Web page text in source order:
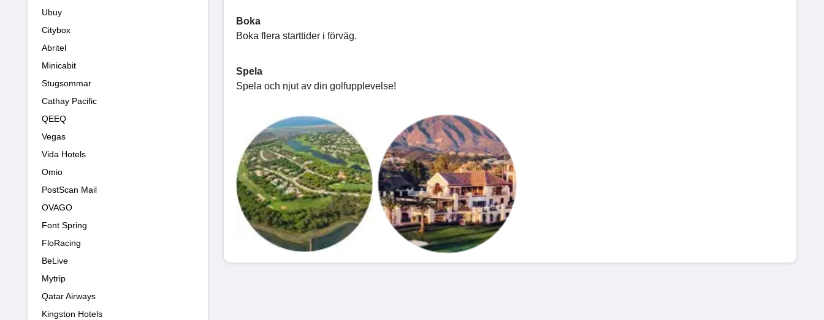
Ubuy
Citybox
Abritel
Minicabit
Stugsommar
Cathay Pacific
QEEQ
Vegas
Vida Hotels
Omio
PostScan Mail
OVAGO
Font Spring
FloRacing
BeLive
Mytrip
Qatar Airways
Kingston Hotels
Boka
Boka flera starttider i förväg.
Spela
Spela och njut av din golfupplevelse!